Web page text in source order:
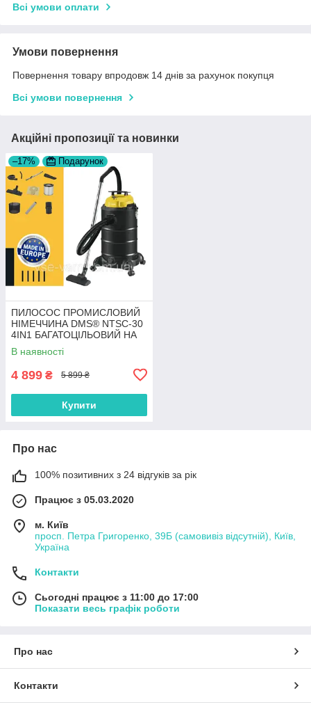
Всі умови оплати
Умови повернення
Повернення товару впродовж 14 днів за рахунок покупця
Всі умови повернення
Акційні пропозиції та новинки
–17% Подарунок
ПИЛОСОС ПРОМИСЛОВИЙ
НІМЕЧЧИНА DMS® NTSC-30
4IN1 БАГАТОЦІЛЬОВИЙ НА
30 Л
В наявності
4 899 ₴ 5 899 ₴
Купити
Про нас
100% позитивних з 24 відгуків за рік
Працює з 05.03.2020
м. Київ
просп. Петра Григоренко, 39Б (самовивіз відсутній), Київ,
Україна
Контакти
Сьогодні працює з 11:00 до 17:00
Показати весь графік роботи
Про нас
Контакти